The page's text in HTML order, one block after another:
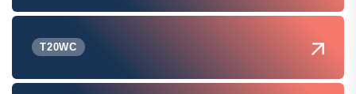
T20WC